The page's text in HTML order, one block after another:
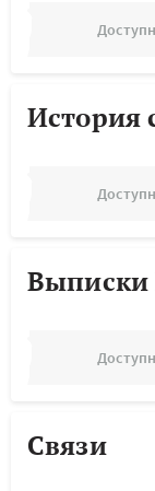
История
Выписки
Связи